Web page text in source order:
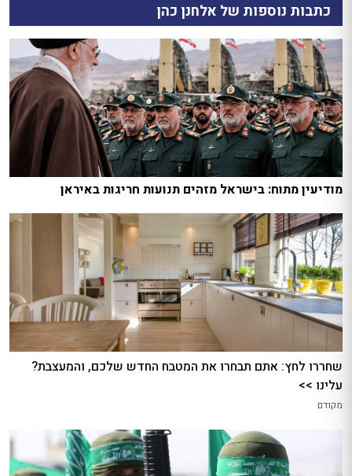
כתבות נוספות של אלחנן כהן
מודיעין מתוח: בישראל מזהים תנועות חריגות באיראן
שחררו לחץ: אתם תבחרו את המטבח החדש שלכם, והמעצבת?
עלינו >>
מקודם